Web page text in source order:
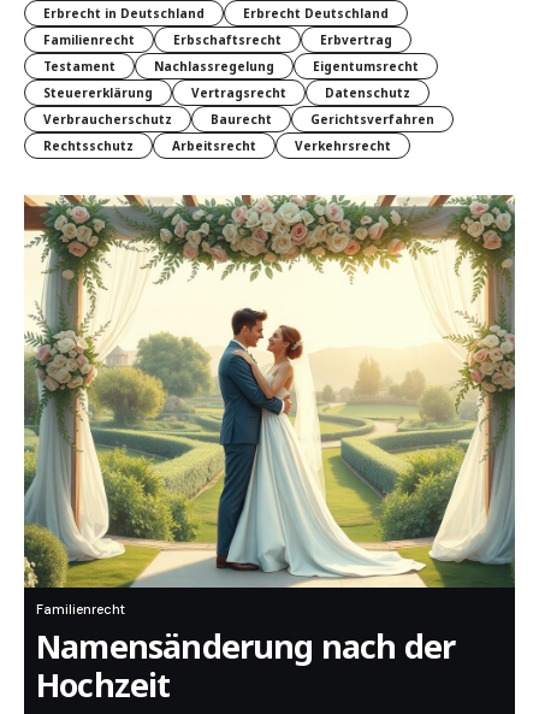
Erbrecht in Deutschland
Erbrecht Deutschland
Familienrecht
Erbschaftsrecht
Erbvertrag
Testament
Nachlassregelung
Eigentumsrecht
Steuererklärung
Vertragsrecht
Datenschutz
Verbraucherschutz
Baurecht
Gerichtsverfahren
Rechtsschutz
Arbeitsrecht Verkehrsrecht
Familienrecht
Namensänderung nach der
Hochzeit